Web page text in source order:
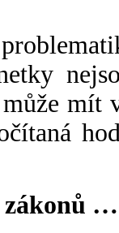
mít
zákonů …